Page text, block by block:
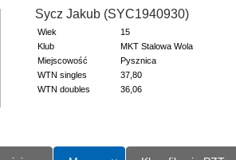
Sycz Jakub (SYC1940930)
Wiek
15
Klub
MKT Stalowa Wola
Miejscowość
Pysznica
WTN singles
37,80
WTN doubles
36,06